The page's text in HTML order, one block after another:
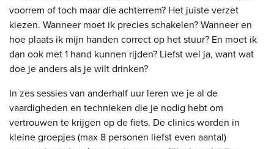
voorrem of toch maar die achterrem? Het juiste verzet
kiezen. Wanneer moet ik precies schakelen? Wanneer en
hoe plaats ik mijn handen correct op het stuur? En moet ik
dan ook met 1 hand kunnen rijden? Liefst wel ja, want wat
doe je anders als je wilt drinken?
In zes sessies van anderhalf uur leren we je al de
vaardigheden en technieken die je nodig hebt om
vertrouwen te krijgen op de fiets. De clinics worden in
kleine groepjes (max 8 personen liefst even aantal)